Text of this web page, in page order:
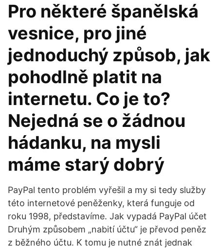
Pro některé španělská
vesnice, pro jiné
jednoduchý způsob, jak
pohodlně platit na
internetu. Co je to?
Nejedná se o žádnou
hádanku, na mysli
máme starý dobrý
PayPal tento problém vyřešil a my si tedy služby
této internetové peněženky, která funguje od
roku 1998, představíme. Jak vypadá PayPal účet
Druhým způsobem „nabití účtu“ je převod peněz
z běžného účtu. K tomu je nutné znát jednak